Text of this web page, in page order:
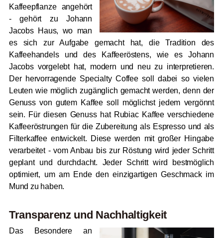
Kaffeepflanze angehört
- gehört zu Johann
Jacobs Haus, wo man
es sich zur Aufgabe gemacht hat, die Tradition des
Kaffeehandels und des Kaffeeröstens, wie es Johann
Jacobs vorgelebt hat, modern und neu zu interpretieren.
Der hervorragende Specialty Coffee soll dabei so vielen
Leuten wie möglich zugänglich gemacht werden, denn der
Genuss von gutem Kaffee soll möglichst jedem vergönnt
sein. Für diesen Genuss hat Rubiac Kaffee verschiedene
Kaffeeröstrungen für die Zubereitung als Espresso und als
Filterkaffee entwickelt. Diese werden mit großer Hingabe
verarbeitet - vom Anbau bis zur Röstung wird jeder Schritt
geplant und durchdacht. Jeder Schritt wird bestmöglich
optimiert, um am Ende den einzigartigen Geschmack im
Mund zu haben.
Transparenz und Nachhaltigkeit
Das Besondere an